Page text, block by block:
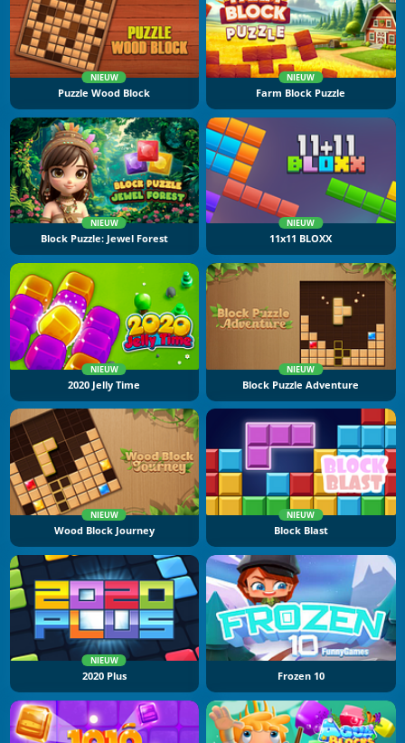
NIEUW
Puzzle Wood Block
NIEUW
Farm Block Puzzle
NIEUW
Block Puzzle: Jewel Forest
NIEUW
11x11 BLOXX
NIEUW
2020 Jelly Time
NIEUW
Block Puzzle Adventure
NIEUW
Wood Block Journey
NIEUW
Block Blast
NIEUW
2020 Plus Frozen 10